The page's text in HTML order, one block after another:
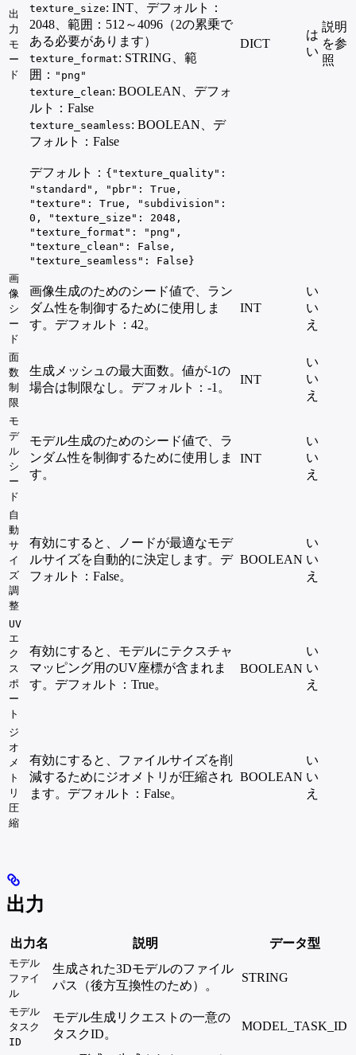
出
力
モ
ー
ド
texture_size: INT、デフォルト：
2048、範囲：512～4096（2の累乗で
ある必要があります）
texture_format: STRING、範
囲： "png"
texture_clean: BOOLEAN、デフォ
ルト：False
texture_seamless: BOOLEAN、デ
フォルト：False
デフォルト： {"texture_quality":
"standard", "pbr": True,
"texture": True, "subdivision":
0, "texture_size": 2048,
"texture_format": "png",
"texture_clean": False,
"texture_seamless": False}
DICT
は
い
説明
を参
照
画
像
シ
ー
ド
画像生成のためのシード値で、ラン
ダム性を制御するために使用しま
す。デフォルト：42。
INT
い
い
え
面
数
制
限
生成メッシュの最大面数。値が-1の
場合は制限なし。デフォルト：-1。
INT
い
い
え
モ
デ
ル
シ
ー
ド
モデル生成のためのシード値で、ラ
ンダム性を制御するために使用しま
す。
INT
い
い
え
自
動
サ
イ
ズ
調
整
有効にすると、ノードが最適なモデ
ルサイズを自動的に決定します。デ
フォルト：False。
BOOLEAN
い
い
え
UV
エ
ク
ス
ポ
ー
ト
有効にすると、モデルにテクスチャ
マッピング用のUV座標が含まれま
す。デフォルト：True。
BOOLEAN
い
い
え
ジ
オ
メ
ト
リ
圧
縮
有効にすると、ファイルサイズを削
減するためにジオメトリが圧縮され
ます。デフォルト：False。
BOOLEAN
い
い
え
出力
出力名 説明 データ型
モデル
ファイ
ル
生成された3Dモデルのファイル
パス（後方互換性のため）。
STRING
モデル
タスク
ID
モデル生成リクエストの一意の
タスクID。
MODEL_TASK_ID